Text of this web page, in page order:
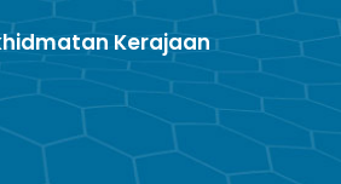
Kerajaan